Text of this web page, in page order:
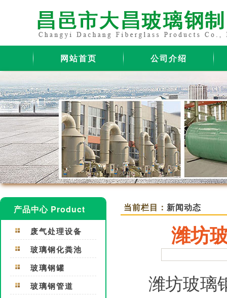
网站首页 公司介绍
产品中心 Product
废气处理设备
玻璃钢化粪池
玻璃钢罐
玻璃钢管道
当前栏目： 新闻动态
潍坊
潍坊玻璃